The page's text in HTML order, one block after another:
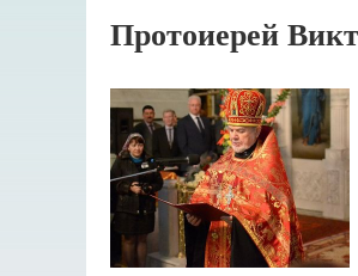
Протоиерей